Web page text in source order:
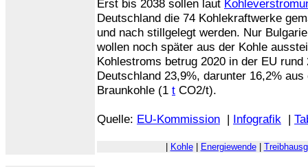
Erst bis 2038 sollen laut
Deutschland die 74 Kohlekraftwerke
und nach stillgelegt werden. Nur
wollen noch später aus der Kohle
Kohlestroms betrug 2020 in der EU
Deutschland 23,9%, darunter 16,2%
Braunkohle (1 t CO2/t).
Quelle: EU-Kommission | Infografik |
Kohle| Energiewende|